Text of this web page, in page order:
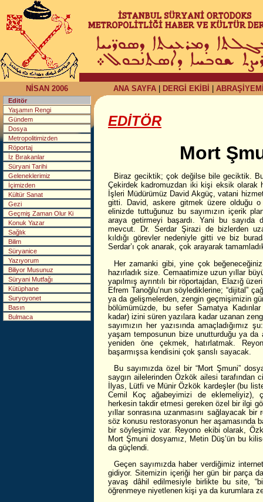
NİSAN 2006 ANA SAYFA| DERGİ EKİBİ
Editör
Yaşamın Rengi
Gündem
Dosya
Metropolitimizden
Röportaj
İz Bırakanlar
Süryani Tarihi
Geleneklerimiz
İçimizden
Kültür Sanat
Gezi
Geçmiş Zaman Olur Ki
Konuk Yazar
Sağlık
Bilim
Süryanice
Yazıyorum
Biliyor Musunuz
Süryani Mutfağı
Kütüphane
Suryoyonet
Basın
Bulmaca
EDİTÖR
Mort
Biraz geciktik; çok değilse bile geciktik.
Çekirdek kadromuzdan iki kişi eksik olarak
İşleri Müdürümüz David Akgüç, vatani
gitti. David, askere gitmek üzere olduğu
elinizde tuttuğunuz bu sayımızın içerik
araya getirmeyi başardı. Yani bu sayıda
mevcut. Dr. Serdar Şirazi de bizlerden
kıldığı görevler nedeniyle gitti ve biz
Serdar’ı çok anarak, çok arayarak
Her zamanki gibi, yine çok
hazırladık size. Cemaatimize uzun yıllar
yapılmış ayrıntılı bir röportajdan, Elazığ
Efrem Tanoğlu’nun söylediklerine; “dijital”
ya da gelişmelerden, zengin geçmişimizin
bölümümüzde, bu sefer Samatya
kadar) izini süren yazılara kadar uzanan
sayımızın her yazısında amaçladığımız
yaşam temposunun bize unutturduğu ya
yeniden öne çekmek, hatırlatmak.
başarmışsa kendisini çok şanslı sayacak.
Bu sayımızda özel bir “Mort Şmuni”
saygın ailelerinden Özkök ailesi tarafından
İlyas, Lütfi ve Münir Özkök kardeşler (bu
Cemil Koç ağabeyimizi de eklemeliyiz),
herkesin takdir etmesi gereken özel bir ilgi
yıllar sonrasına uzanmasını sağlayacak
söz konusu restorasyonun her aşamasında
bir söyleşimiz var. Reyono ekibi olarak,
Mort Şmuni dosyamız, Metin Düş’ün bu
da güçlendi.
Geçen sayımızda haber verdiğimiz
gidiyor. Sitemizin içeriği her gün bir parça
yavaş dâhil edilmesiyle birlikte bu site,
öğrenmeye niyetlenen kişi ya da kurumlara